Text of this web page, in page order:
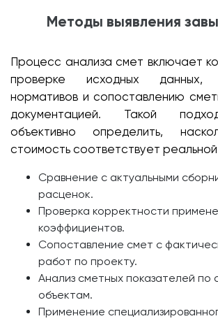
Методы выявления
Процесс анализа смет включает
проверке исходных данных,
нормативов и сопоставлению
документацией. Такой
объективно определить,
стоимость соответствует
Сравнение с актуальными
расценок.
Проверка корректности
коэффициентов.
Сопоставление смет с
работ по проекту.
Анализ сметных показателей по
объектам.
Применение